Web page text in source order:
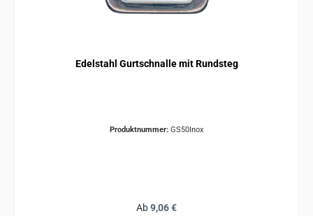
Edelstahl Gurtschnalle mit Rundsteg
Produktnummer: GS50Inox
Regulärer Preis:
Ab9,06 €